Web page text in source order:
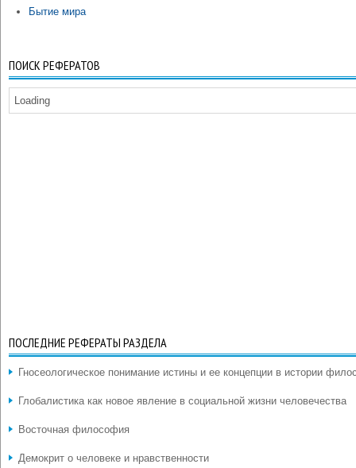
Бытие мира
ПОИСК РЕФЕРАТОВ
Loading
ПОСЛЕДНИЕ РЕФЕРАТЫ РАЗДЕЛА
Гносеологическое понимание истины и ее концепции в истории
Глобалистика как новое явление в социальной жизни человечества
Восточная философия
Демокрит о человеке и нравственности